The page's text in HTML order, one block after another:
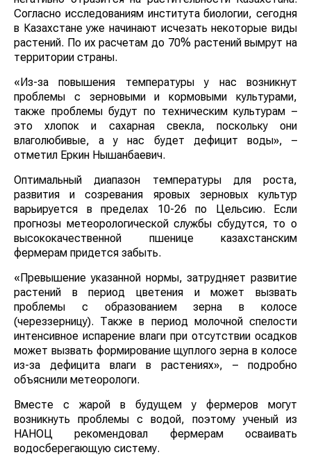
Согласно исследованиям института биологии, сегодня
в Казахстане уже начинают исчезать некоторые виды
растений. По их расчетам до 70% растений вымрут на
территории страны.
«Из-за повышения температуры у нас возникнут
проблемы с зерновыми и кормовыми культурами,
также проблемы будут по техническим культурам –
это хлопок и сахарная свекла, поскольку они
влаголюбивые, а у нас будет дефицит воды», –
отметил Еркин Нышанбаевич.
Оптимальный диапазон температуры для роста,
развития и созревания яровых зерновых культур
варьируется в пределах 10-26 по Цельсию. Если
прогнозы метеорологической службы сбудутся, то о
высококачественной пшенице казахстанским
фермерам придется забыть.
«Превышение указанной нормы, затрудняет развитие
растений в период цветения и может вызвать
проблемы с образованием зерна в колосе
(череззерницу). Также в период молочной спелости
интенсивное испарение влаги при отсутствии осадков
может вызвать формирование щуплого зерна в колосе
из-за дефицита влаги в растениях», – подробно
объяснили метеорологи.
Вместе с жарой в будущем у фермеров могут
возникнуть проблемы с водой, поэтому ученый из
НАНОЦ рекомендовал фермерам осваивать
водосберегающую систему.